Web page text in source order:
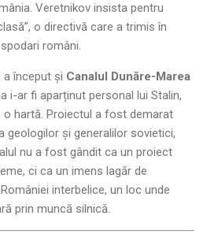
Veretnikov insista pentru
o directivă care a trimis în
români.
început și Canalul Dunăre-Marea
i-ar fi aparținut personal lui Stalin,
hartă. Proiectul a fost demarat
geologilor și generalilor sovietici,
nu a fost gândit ca un proiect
ci ca un imens lagăr de
interbelice, un loc unde
prin muncă silnică.